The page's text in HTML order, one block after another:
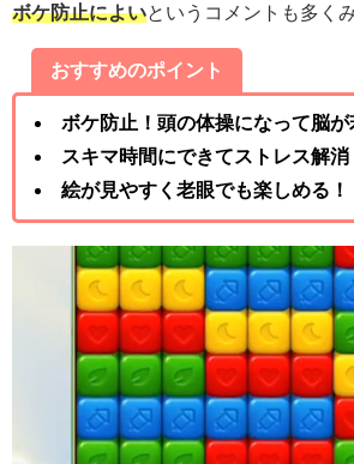
ボケ防止によいというコメントも多く
おすすめのポイント
ボケ防止！頭の体操になって脳が
スキマ時間にできてストレス解消
絵が見やすく老眼でも楽しめる！